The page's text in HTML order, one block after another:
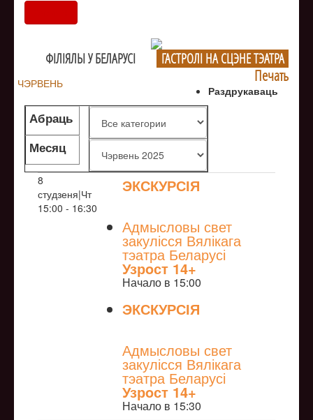
ФIЛIЯЛЫ У БЕЛАРУСI ГАСТРОЛI НА СЦЭНЕ ТЭАТРА
ЧЭРВЕНЬ
Абраць
жанр
Месяц
Печать
Раздрукаваць
8
студзеня|Чт
15:00 - 16:30
ЭКСКУРСІЯ
Адмысловы свет
закулісся Вялікага
тэатра Беларусі
Узрoст 14+
Начало в 15:00
ЭКСКУРСІЯ
Адмысловы свет
закулісся Вялікага
тэатра Беларусі
Узрoст 14+
Начало в 15:30